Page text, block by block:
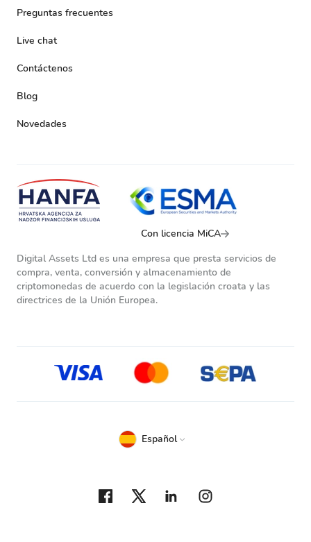
Preguntas frecuentes
Live chat
Contáctenos
Blog
Novedades
Con licencia MiCA
Digital Assets Ltd es una empresa que presta servicios de
compra, venta, conversión y almacenamiento de
criptomonedas de acuerdo con la legislación croata y las
directrices de la Unión Europea.
Español